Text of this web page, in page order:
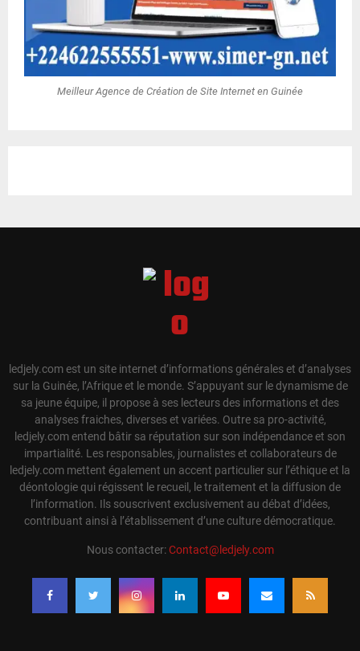
Meilleur Agence de Création de Site Internet en Guinée
ledjely.com est un site internet d’informations générales et d’analyses
sur la Guinée, l’Afrique et le monde. S’appuyant sur le dynamisme de
sa jeune équipe, il propose à ses lecteurs des informations et des
analyses fraiches, diverses et variées. Outre sa pro-activité,
ledjely.com entend bâtir sa réputation sur son indépendance et son
impartialité. Les responsables, journalistes et collaborateurs de
ledjely.com mettent également un accent particulier sur l’éthique et la
déontologie qui régissent le recueil, le traitement et la diffusion de
l’information. Ils souscrivent exclusivement au débat d’idées,
contribuant ainsi à l’établissement d’une culture démocratique.
Nous contacter:Contact@ledjely.com